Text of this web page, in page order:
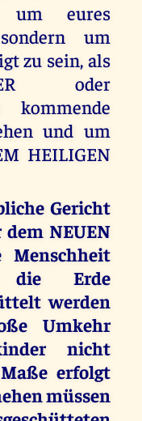
eures
um
zu sein, als
oder
kommende
und um
HEILIGEN
Gericht
NEUEN
Menschheit
die Erde
werden
Umkehr
nicht
erfolgt
müssen